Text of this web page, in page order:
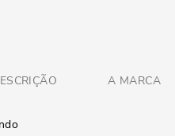
A MARCA